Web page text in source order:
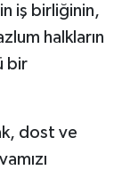
iş birliğinin,
halkların
bir
dost ve